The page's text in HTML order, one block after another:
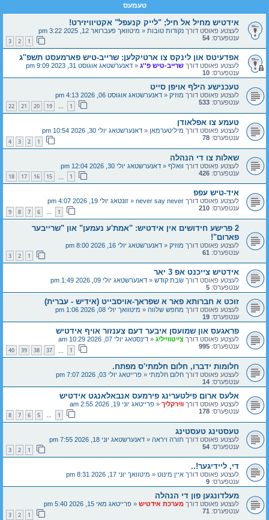
טעמעס
אידטיש מחיל אל חיל; "לייק קנעפל" אקטיוויזירט!
לעצטע פאוסט דורך נקודות טובות « מיטוואך פעברואר 12, 2025 3:22 pm
ענטפערס: 54
1
2
3
אפדעיטס און לינקס צו ארטיקלען: שרייב-טיש פארמעסט תשפ''ג
לעצטע פאוסט דורך שרייב-טיש פ''ג « דאנערשטאג אוגוסט 31, 2023 9:09 pm
ענטפערס: 10
טעכנישע הילף אויפן סייט
לעצטע פאוסט דורך מוזיק « דאנערשטאג אוגוסט 06, 2026 4:13 pm
ענטפערס: 533
1
…
19
20
21
22
טעמע צו אפלאודן
לעצטע פאוסט דורך מיליטערמאן « דאנערשטאג יולי 30, 2026 10:54 pm
ענטפערס: 78
1
2
3
4
שאלות צו די הנהלה
לעצטע פאוסט דורך וואלף « דאנערשטאג יולי 30, 2026 12:04 pm
ענטפערס: 426
1
15
16
17
18
איד-טיש עפפ
לעצטע פאוסט דורך never say never
« זונטאג יולי 19, 2026 4:07 pm
ענטפערס: 210
1
…
6
7
8
9
2 פרישע חידושים אין אידטיש: "אמת'ע נעמען" און "שרייבער
פארום"!
לעצטע פאוסט דורך מוזיק « דאנערשטאג יולי 16, 2026 8:00 pm
ענטפערס: 61
1
2
3
אידטיש צייכנט אפ 3 יאר
לעצטע פאוסט דורך שבת קודש « דאנערשטאג יולי 09, 2026 1:49 pm
ענטפערס: 5
זוכט א חברותא פאר א שפראך-אויסבייט (אידיש - עברית)
לעצטע פאוסט דורך מחפש שלווה « מיטוואך יולי 08, 2026 1:06 pm
ענטפערס: 19
פראגעס און שמועסן איבער דעם צענזור אויף אידטיש
לעצטע פאוסט דורך צייטווייליג « דינסטאג יולי 07, 2026 10:29 am
ענטפערס: 995
1
37
38
39
40
חלומות ידברו, חלום חלמתי'ס מפתח.
לעצטע פאוסט דורך חלום חלמתי « פרייטאג יולי 03, 2026 7:07 pm
ענטפערס: 14
אלעס ארום פילטערינג פירמעס אנבאלאנגט אידטיש
לעצטע פאוסט דורך ווירקליך « פרייטאג יוני 19, 2026 2:55 am
ענטפערס: 178
1
…
5
6
7
8
טעסטינג טעסטינג
לעצטע פאוסט דורך תורה ויראה « דאנערשטאג יוני 18, 2026 7:55 pm
ענטפערס: 54
1
2
3
די, ליידיגער!..
לעצטע פאוסט דורך איין מינוט « מיטוואך יוני 17, 2026 8:31 pm
ענטפערס: 9
מעלדונגען פון די הנהלה
לעצטע פאוסט דורך מערכת אידטיש « פרייטאג מאי 15, 2026 5:40 pm
ענטפערס: 71
1
2
3